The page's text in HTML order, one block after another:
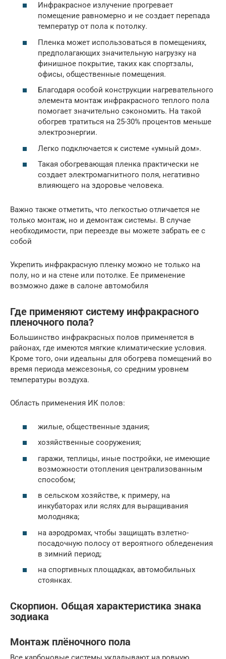
Инфракрасное излучение прогревает
помещение равномерно и не создает перепада
температур от пола к потолку.
Пленка может использоваться в помещениях,
предполагающих значительную нагрузку на
финишное покрытие, таких как спортзалы,
офисы, общественные помещения.
Благодаря особой конструкции нагревательного
элемента монтаж инфракрасного теплого пола
помогает значительно сэкономить. На такой
обогрев тратиться на 25-30% процентов меньше
электроэнергии.
Легко подключается к системе «умный дом».
Такая обогревающая пленка практически не
создает электромагнитного поля, негативно
влияющего на здоровье человека.
Важно также отметить, что легкостью отличается не
только монтаж, но и демонтаж системы. В случае
необходимости, при переезде вы можете забрать ее с
собой
Укрепить инфракрасную пленку можно не только на
полу, но и на стене или потолке. Ее применение
возможно даже в салоне автомобиля
Где применяют систему инфракрасного
пленочного пола?
Большинство инфракрасных полов применяется в
районах, где имеются мягкие климатические условия.
Кроме того, они идеальны для обогрева помещений во
время периода межсезонья, со средним уровнем
температуры воздуха.
Область применения ИК полов:
жилые, общественные здания;
хозяйственные сооружения;
гаражи, теплицы, иные постройки, не имеющие
возможности отопления централизованным
способом;
в сельском хозяйстве, к примеру, на
инкубаторах или яслях для выращивания
молодняка;
на аэродромах, чтобы защищать взлетно-
посадочную полосу от вероятного обледенения
в зимний период;
на спортивных площадках, автомобильных
стоянках.
Скорпион. Общая характеристика знака
зодиака
Монтаж плёночного пола